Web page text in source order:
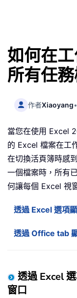
如何在
所有任
作者Xiaoyang•
當您在使用 Excel
的 Excel 檔案在工
在切換活頁簿時感
一個檔案時，所有
何讓每個 Excel 視
透過 Excel 選項
透過 Office tab
透過 Excel
窗口